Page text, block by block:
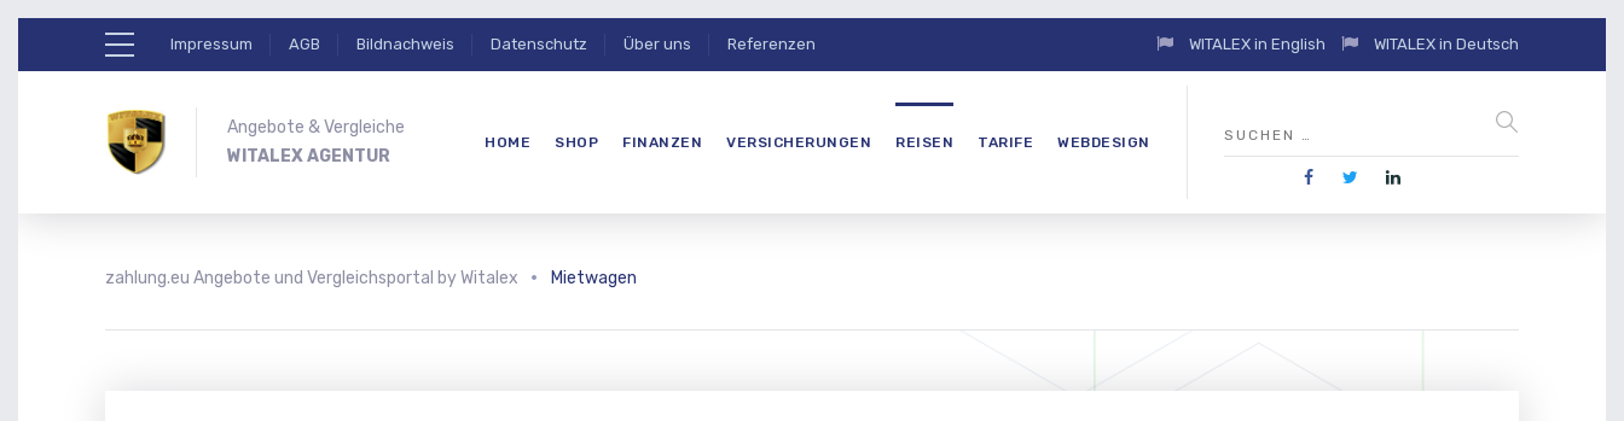
Impressum AGB Bildnachweis Datenschutz Über uns Referenzen WITALEX in English WITALEX in Deutsch
Angebote & Vergleiche
WITALEX AGENTUR
HOME SHOP FINANZEN VERSICHERUNGEN REISEN TARIFE WEBDESIGN
zahlung.eu Angebote und Vergleichsportal by Witalex Mietwagen